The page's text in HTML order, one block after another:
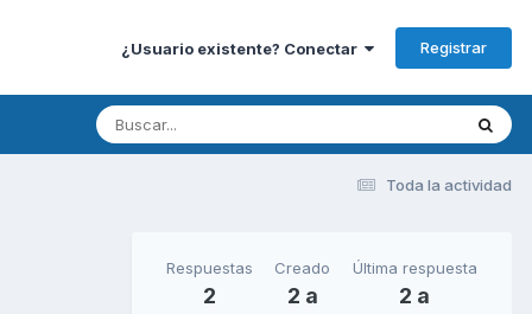
¿Usuario existente? Conectar Registrar
Toda la actividad
Respuestas
2
Creado
2 a
Última respuesta
2 a